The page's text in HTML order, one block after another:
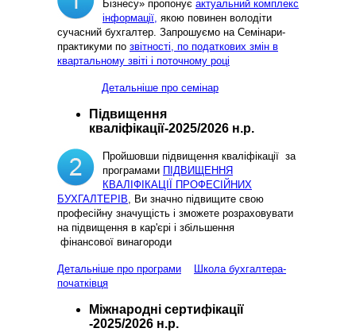
Бізнесу» пропонує актуальний комплекс
інформації, якою повинен володіти
сучасний бухгалтер. Запрошуємо на Семінари-
практикуми по звітності, по податкових змін в
квартальному звіті і поточному році
Детальніше про семінар
Підвищення
кваліфікації-2025/2026 н.р.
Пройшовши підвищення кваліфікації за
програмами ПІДВИЩЕННЯ
КВАЛІФІКАЦІЇ ПРОФЕСІЙНИХ
БУХГАЛТЕРІВ, Ви значно підвищите свою
професійну значущість і зможете розраховувати
на підвищення в кар'єрі і збільшення
фінансової винагороди
Детальніше про програми
Школа бухгалтера-
початківця
Міжнародні сертифікації
-2025/2026 н.р.